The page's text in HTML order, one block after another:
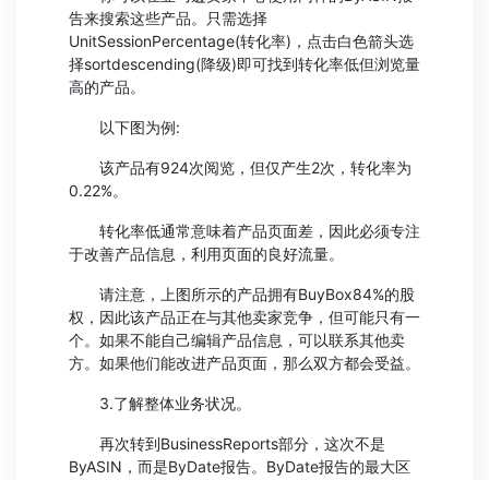
告来搜索这些产品。只需选择
UnitSessionPercentage(转化率)，点击白色箭头选
择sortdescending(降级)即可找到转化率低但浏览量
高的产品。
以下图为例:
该产品有924次阅览，但仅产生2次，转化率为
0.22%。
转化率低通常意味着产品页面差，因此必须专注
于改善产品信息，利用页面的良好流量。
请注意，上图所示的产品拥有BuyBox84%的股
权，因此该产品正在与其他卖家竞争，但可能只有一
个。如果不能自己编辑产品信息，可以联系其他卖
方。如果他们能改进产品页面，那么双方都会受益。
3.了解整体业务状况。
再次转到BusinessReports部分，这次不是
ByASIN，而是ByDate报告。ByDate报告的最大区